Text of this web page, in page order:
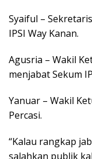
Syaiful –
IPSI Way Kanan.
Agusria – Wakil
menjabat Sekum
Yanuar – Wakil
Percasi.
“Kalau rangkap
salahkan publik